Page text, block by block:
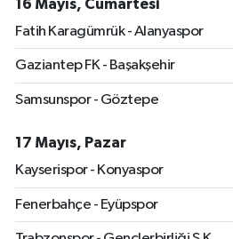
16 Mayıs, Cumartesi
Fatih Karagümrük - Alanyaspor
Gaziantep FK - Başakşehir
Samsunspor - Göztepe
17 Mayıs, Pazar
Kayserispor - Konyaspor
Fenerbahçe - Eyüpspor